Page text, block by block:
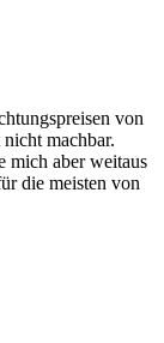
von
machbar.
mich aber weitaus
die meisten von